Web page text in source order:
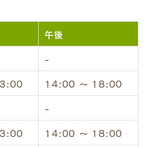
午後
-
14:00 ～ 18:00
-
14:00 ～ 18:00